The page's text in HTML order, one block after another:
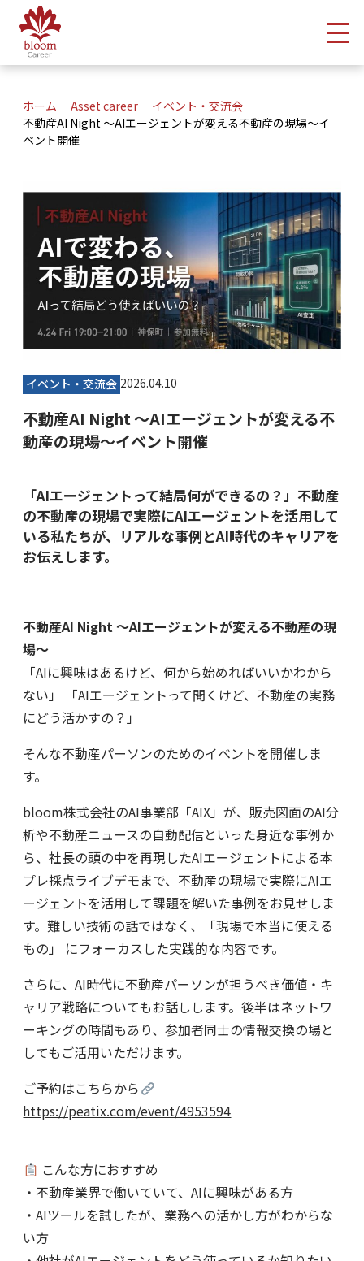
メ
ホーム Asset career
イベント・交流会
不動産AI Night 〜AIエージェントが変える不動産の現場〜イ
ベント開催
イベント・交流会 2026.04.10
不動産AI Night 〜AIエージェントが変える不
動産の現場〜イベント開催
「AIエージェントって結局何ができるの？」不動産
の不動産の現場で実際にAIエージェントを活用して
いる私たちが、リアルな事例とAI時代のキャリアを
お伝えします。
不動産AI Night 〜AIエージェントが変える不動産の現
場〜
「AIに興味はあるけど、何から始めればいいかわから
ない」 「AIエージェントって聞くけど、不動産の実務
にどう活かすの？」
そんな不動産パーソンのためのイベントを開催しま
す。
bloom株式会社のAI事業部「AIX」が、販売図面のAI分
析や不動産ニュースの自動配信といった身近な事例か
ら、社長の頭の中を再現したAIエージェントによる本
プレ採点ライブデモまで、不動産の現場で実際にAIエ
ージェントを活用して課題を解いた事例をお見せしま
す。難しい技術の話ではなく、「現場で本当に使える
もの」 にフォーカスした実践的な内容です。
さらに、AI時代に不動産パーソンが担うべき価値・キ
ャリア戦略についてもお話しします。後半はネットワ
ーキングの時間もあり、参加者同士の情報交換の場と
してもご活用いただけます。
ご予約はこちらから
https://peatix.com/event/4953594
こんな方におすすめ
・不動産業界で働いていて、AIに興味がある方
・AIツールを試したが、業務への活かし方がわからな
い方